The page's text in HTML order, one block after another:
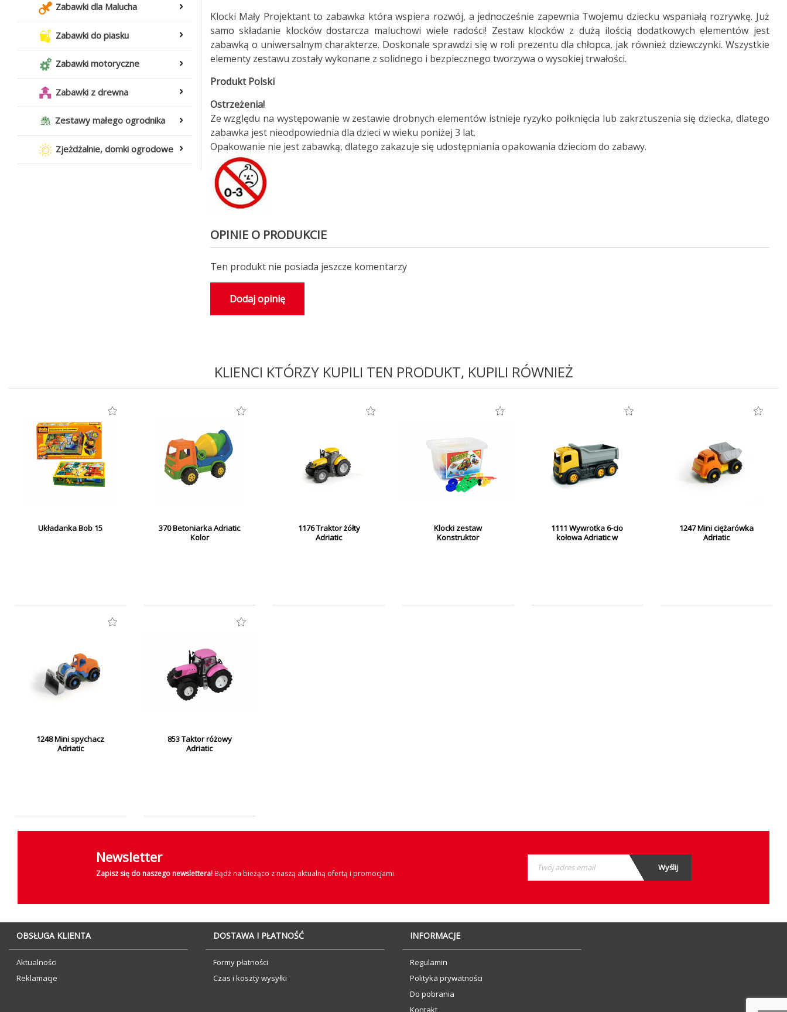
Zabawki dla Malucha
Zabawki do piasku
Zabawki motoryczne
Zabawki z drewna
Zestawy małego ogrodnika
Zjeżdżalnie, domki ogrodowe
Klocki Mały Projektant to zabawka która wspiera rozwój, a jednocześnie zapewnia Twojemu dziecku wspaniałą rozrywkę. Już
samo składanie klocków dostarcza maluchowi wiele radości! Zestaw klocków z dużą ilością dodatkowych elementów jest
zabawką o uniwersalnym charakterze. Doskonale sprawdzi się w roli prezentu dla chłopca, jak również dziewczynki. Wszystkie
elementy zestawu zostały wykonane z solidnego i bezpiecznego tworzywa o wysokiej trwałości.
Produkt Polski
Ostrzeżenia!
Ze względu na występowanie w zestawie drobnych elementów istnieje ryzyko połknięcia lub zakrztuszenia się dziecka, dlatego
zabawka jest nieodpowiednia dla dzieci w wieku poniżej 3 lat.
Opakowanie nie jest zabawką, dlatego zakazuje się udostępniania opakowania dzieciom do zabawy.
OPINIE O PRODUKCIE
Ten produkt nie posiada jeszcze komentarzy
Dodaj opinię
KLIENCI KTÓRZY KUPILI TEN PRODUKT, KUPILI RÓWNIEŻ
Układanka Bob 15
370 Betoniarka Adriatic
Kolor
1176 Traktor żółty
Adriatic
Klocki zestaw
Konstruktor
1111 Wywrotka 6-cio
kołowa Adriatic w
1247 Mini ciężarówka
Adriatic
1248 Mini spychacz
Adriatic
853 Taktor różowy
Adriatic
Newsletter
Zapisz się do naszego newslettera!Bądź na bieżąco z naszą aktualną ofertą i promocjami.
OBSŁUGA KLIENTA
Aktualności
Reklamacje
DOSTAWA I PŁATNOŚĆ
Formy płatności
Czas i koszty wysyłki
INFORMACJE
Regulamin
Polityka prywatności
Do pobrania
Kontakt